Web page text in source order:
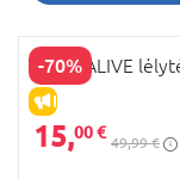
-70%
IŠPARDAVIMAS
BABY ALIVE
15,00 €
49,99 €